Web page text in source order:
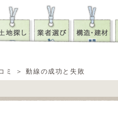
ミ ＞ 動線の成功と失敗